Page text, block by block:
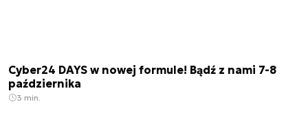
Cyber24 DAYS w nowej formule! Bądź z nami 7-8
października
3 min.